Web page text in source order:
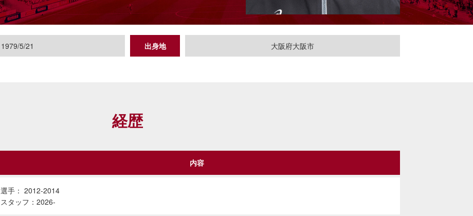
1979/5/21 出身地 大阪府大阪市
経歴
内容
選手： 2012-2014
スタッフ：2026-